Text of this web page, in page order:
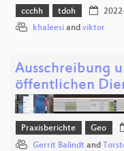
ccchh tdoh
khaleesi and viktor
Ausschreibung
öffentlichen
Praxisberichte Geo
Gerrit Balindt and